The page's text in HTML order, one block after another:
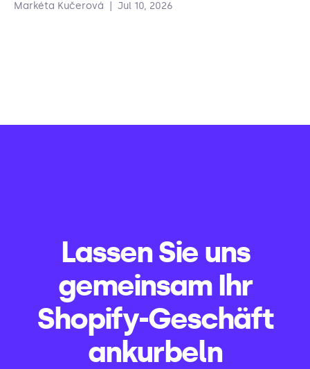
Markéta Kučerová Jul 10, 2026
Lassen Sie uns
gemeinsam Ihr
Shopify-Geschäft
ankurbeln